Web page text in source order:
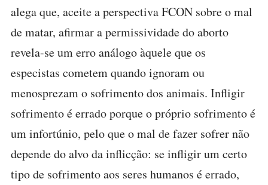
alega que, aceite a perspectiva FCON sobre o mal
de matar, afirmar a permissividade do aborto
revela-se um erro análogo àquele que os
especistas cometem quando ignoram ou
menosprezam o sofrimento dos animais. Infligir
sofrimento é errado porque o próprio sofrimento é
um infortúnio, pelo que o mal de fazer sofrer não
depende do alvo da inflicção: se infligir um certo
tipo de sofrimento aos seres humanos é errado,